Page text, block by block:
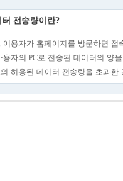
터 전송량이란?
이용자가 홈페이지를 방문하면 접
용자의 PC로 전송된 데이터의 양
허용된 데이터 전송량을 초과